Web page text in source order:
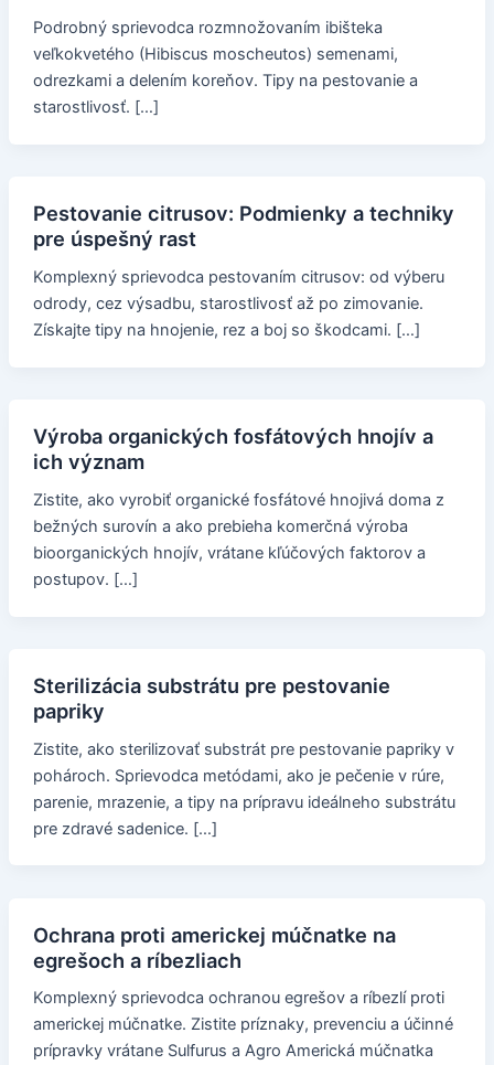
Podrobný sprievodca rozmnožovaním ibišteka
veľkokvetého (Hibiscus moscheutos) semenami,
odrezkami a delením koreňov. Tipy na pestovanie a
starostlivosť. […]
Pestovanie citrusov: Podmienky a techniky
pre úspešný rast
Komplexný sprievodca pestovaním citrusov: od výberu
odrody, cez výsadbu, starostlivosť až po zimovanie.
Získajte tipy na hnojenie, rez a boj so škodcami. […]
Výroba organických fosfátových hnojív a
ich význam
Zistite, ako vyrobiť organické fosfátové hnojivá doma z
bežných surovín a ako prebieha komerčná výroba
bioorganických hnojív, vrátane kľúčových faktorov a
postupov. […]
Sterilizácia substrátu pre pestovanie
papriky
Zistite, ako sterilizovať substrát pre pestovanie papriky v
pohároch. Sprievodca metódami, ako je pečenie v rúre,
parenie, mrazenie, a tipy na prípravu ideálneho substrátu
pre zdravé sadenice. […]
Ochrana proti americkej múčnatke na
egrešoch a ríbezliach
Komplexný sprievodca ochranou egrešov a ríbezlí proti
americkej múčnatke. Zistite príznaky, prevenciu a účinné
prípravky vrátane Sulfurus a Agro Americká múčnatka